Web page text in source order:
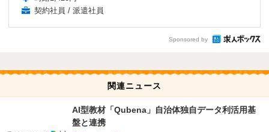
契約社員 / 派遣社員
Sponsored by
関連ニュース
AI型教材「Qubena」自治体独自データ利活用基
盤と連携